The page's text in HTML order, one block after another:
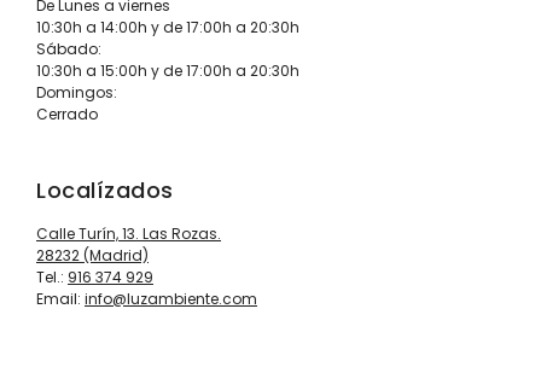
De Lunes a viernes
10:30h a 14:00h y de 17:00h a 20:30h
Sábado:
10:30h a 15:00h y de 17:00h a 20:30h
Domingos:
Cerrado
Localízados
Calle Turín, 13. Las Rozas.
28232 (Madrid)
Tel.: 916 374 929
Email: info@luzambiente.com